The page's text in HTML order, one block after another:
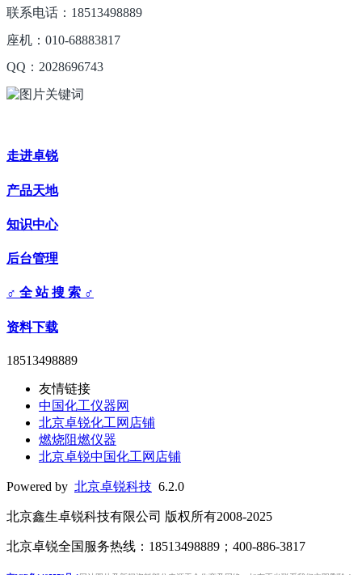
联系电话：18513498889
座机：010-68883817
QQ：2028696743
走进卓锐
产品天地
知识中心
后台管理
♂ 全 站 搜 索 ♂
资料下载
18513498889
友情链接
中国化工仪器网
北京卓锐化工网店铺
燃烧阻燃仪器
北京卓锐中国化工网店铺
Powered by 北京卓锐科技 6.2.0
北京鑫生卓锐科技有限公司 版权所有2008-2025
北京卓锐全国服务热线：18513498889；400-886-3817